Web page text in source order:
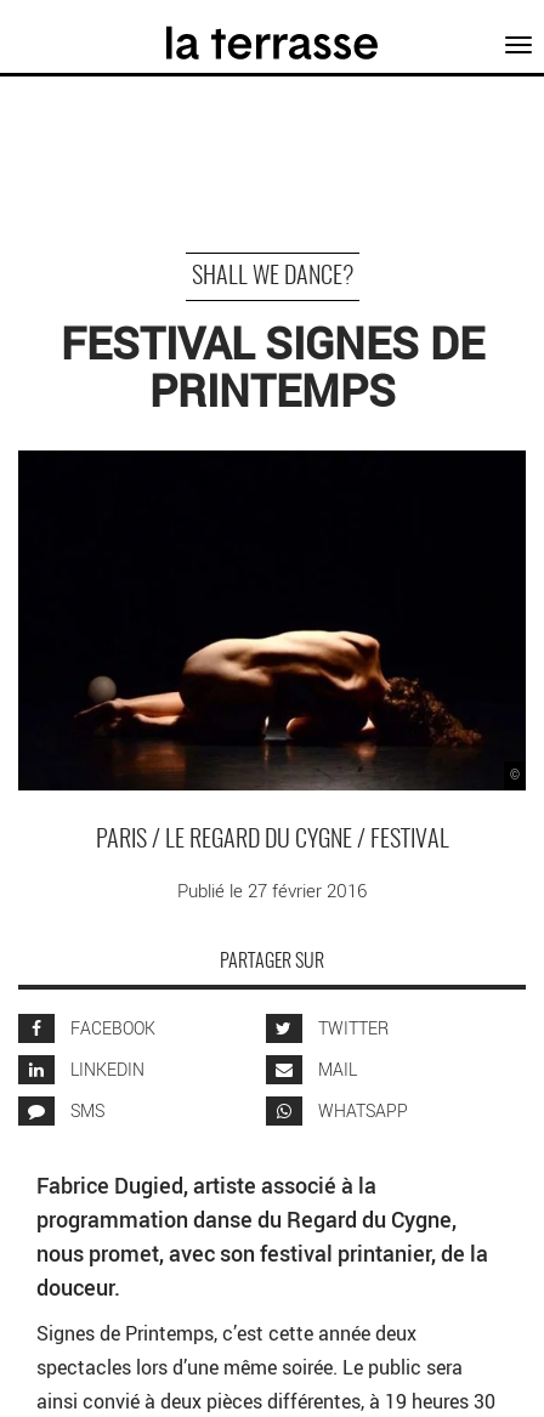
SHALL WE DANCE?
FESTIVAL SIGNES DE
PRINTEMPS
©
PARIS / LE REGARD DU CYGNE / FESTIVAL
Publié le 27 février 2016
PARTAGER SUR
FACEBOOK
TWITTER
LINKEDIN
MAIL
SMS
WHATSAPP
Fabrice Dugied, artiste associé à la
programmation danse du Regard du Cygne,
nous promet, avec son festival printanier, de la
douceur.
Signes de Printemps, c’est cette année deux
spectacles lors d’une même soirée. Le public sera
ainsi convié à deux pièces différentes, à 19 heures 30